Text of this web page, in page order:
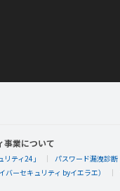
事業について
ティ24」 パスワード漏洩診断
ーセキュリティ byイエラエ）